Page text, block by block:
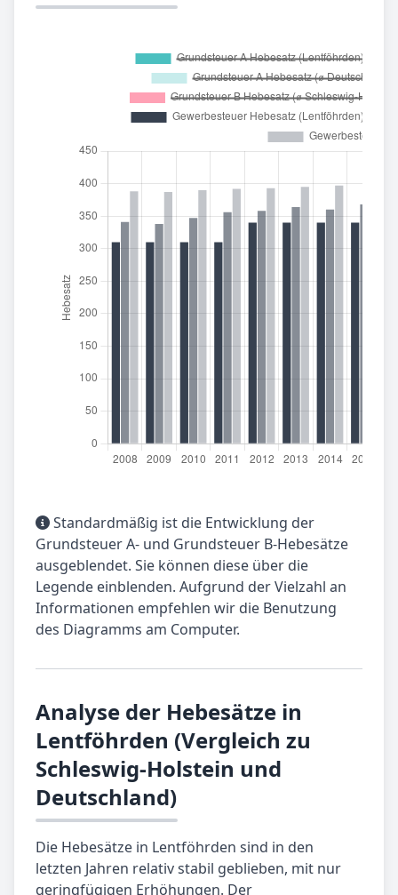
Standardmäßig ist die Entwicklung der
Grundsteuer A- und Grundsteuer B-Hebesätze
ausgeblendet. Sie können diese über die
Legende einblenden. Aufgrund der Vielzahl an
Informationen empfehlen wir die Benutzung
des Diagramms am Computer.
Analyse der Hebesätze in
Lentföhrden (Vergleich zu
Schleswig-Holstein und
Deutschland)
Die Hebesätze in Lentföhrden sind in den
letzten Jahren relativ stabil geblieben, mit nur
geringfügigen Erhöhungen. Der